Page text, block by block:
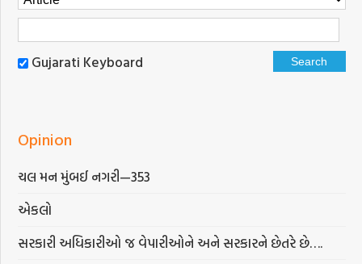
Gujarati Keyboard
Opinion
ચલ મન મુંબઈ નગરી—353
એકલો
સરકારી અધિકારીઓ જ વેપારીઓને અને સરકારને છેતરે છે….